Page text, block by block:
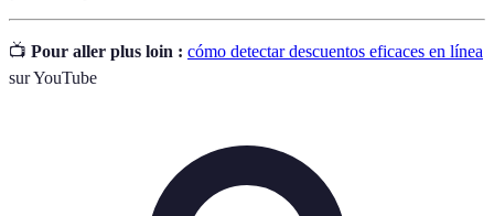
📺 Pour aller plus loin : cómo detectar descuentos eficaces en línea
sur YouTube